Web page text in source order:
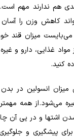
هم ندارند مهم است.
کاهش وزن را آسان
میزان قند
مواد غذایی، دارو و
کنید.
میزان انسولین در
می‌شود. از همه مهمتر
اشتها و در پی آن
پیشگیری و